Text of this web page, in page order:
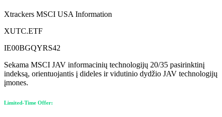
Xtrackers MSCI USA Information
XUTC.ETF
IE00BGQYRS42
Sekama MSCI JAV informacinių technologijų 20/35 pasirinktinį
indeksą, orientuojantis į dideles ir vidutinio dydžio JAV technologijų
įmones.
Limited-Time Offer: